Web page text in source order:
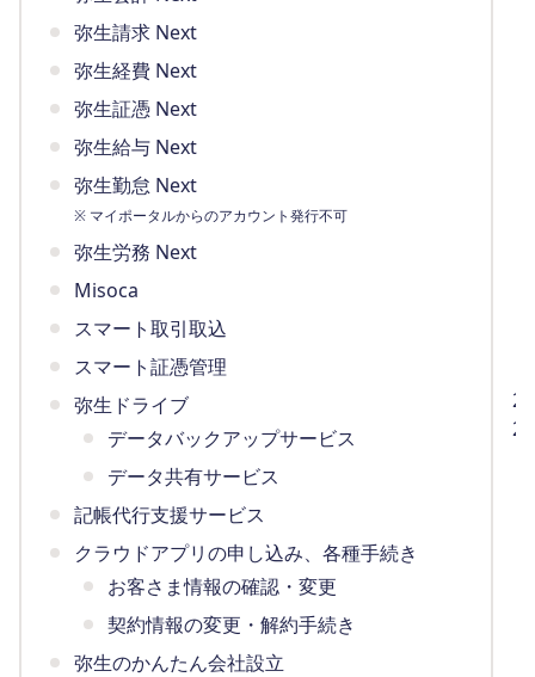
弥生請求 Next
弥生経費 Next
弥生証憑 Next
弥生給与 Next
弥生勤怠 Next
※ マイポータルからのアカウント発行不可
弥生労務 Next
Misoca
スマート取引取込
スマート証憑管理
弥生ドライブ
データバックアップサービス
データ共有サービス
記帳代行支援サービス
クラウドアプリの申し込み、各種手続き
お客さま情報の確認・変更
契約情報の変更・解約手続き
弥生のかんたん会社設立